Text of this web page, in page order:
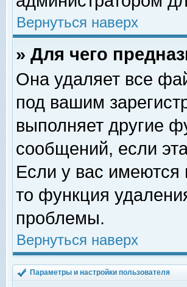
Вернуться наверх
» Для чего
Она удаляет все
под вашим
выполняет другие
сообщений, если
Если у вас
то функция
проблемы.
Вернуться наверх
Параметры и настройки пользователя